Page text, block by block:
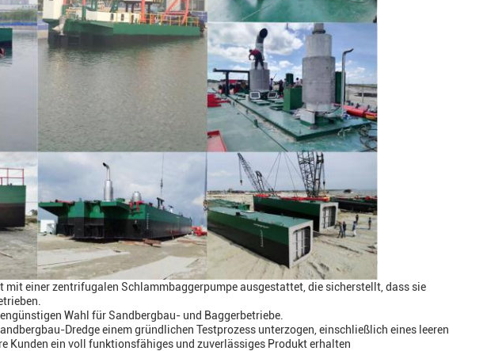
mit einer zentrifugalen Schlammbaggerpumpe ausgestattet, die sicherstellt, dass sie
Wahl für Sandbergbau- und Baggerbetriebe.
Dredge einem gründlichen Testprozess unterzogen, einschließlich eines leeren
Kunden ein voll funktionsfähiges und zuverlässiges Produkt erhalten